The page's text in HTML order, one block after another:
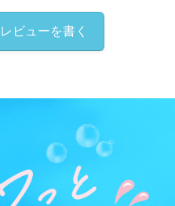
レビューを書く